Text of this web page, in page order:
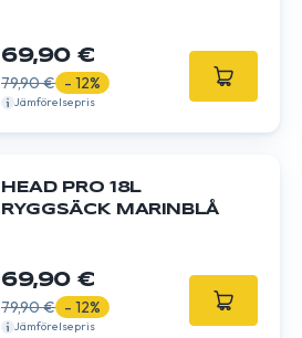
69,90 €
79,90 € - 12%
Jämförelsepris
HEAD PRO 18L
RYGGSÄCK MARINBLÅ
69,90 €
79,90 € - 12%
Jämförelsepris